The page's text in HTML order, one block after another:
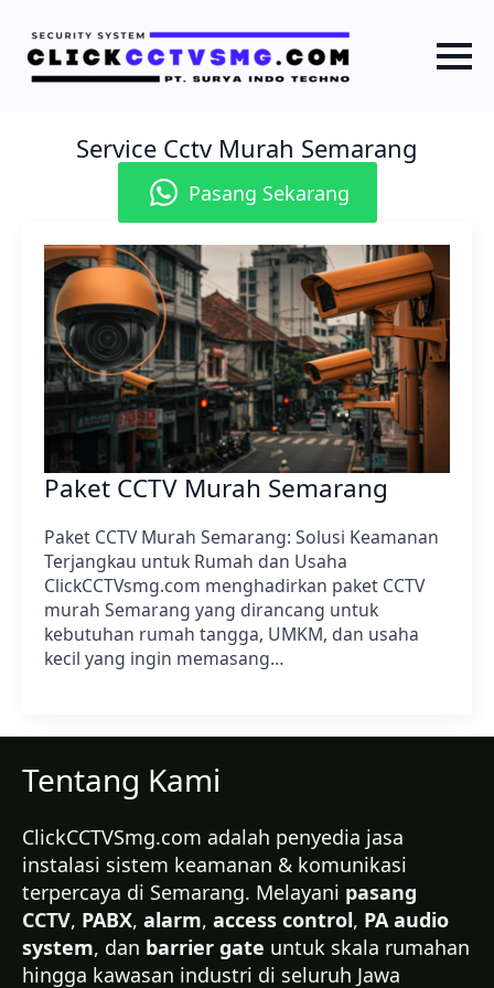
Service Cctv Murah Semarang
Pasang Sekarang
Paket CCTV Murah Semarang
Paket CCTV Murah Semarang: Solusi Keamanan
Terjangkau untuk Rumah dan Usaha
ClickCCTVsmg.com menghadirkan paket CCTV
murah Semarang yang dirancang untuk
kebutuhan rumah tangga, UMKM, dan usaha
kecil yang ingin memasang…
Tentang Kami
ClickCCTVSmg.com adalah penyedia jasa
instalasi sistem keamanan & komunikasi
terpercaya di Semarang. Melayani pasang
CCTV, PABX, alarm, access control, PA audio
system, dan barrier gate untuk skala rumahan
hingga kawasan industri di seluruh Jawa